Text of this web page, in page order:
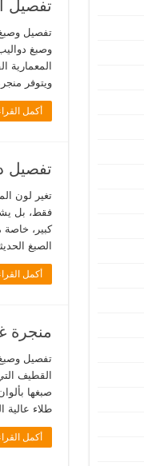
تفصيل
تفصيل
وصبغ
المعمارية
ويتوفر
أكمل
تفصيل
تغير لون
فقط، بل
كبير،
الصبغ
أكمل
منجرة
تفصيل
القطيف
صبغها
طلاء عالية
أكمل